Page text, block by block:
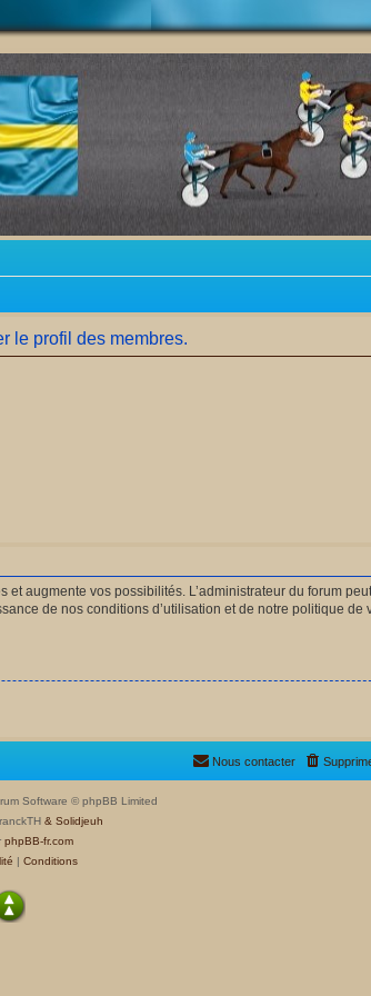
le profil des membres.
augmente vos possibilités. L’administrateur du forum
de nos conditions d’utilisation et de notre politique
Nous contacter
Software © phpBB Limited
& Solidjeuh
phpBB-fr.com
| Conditions